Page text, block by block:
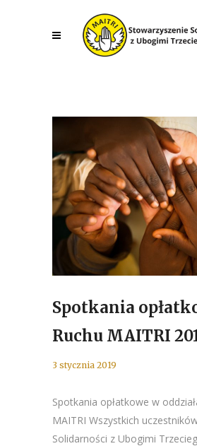
Spotkania
Ruchu MAITRI
3 stycznia 2019
Spotkania opłatkowe w
MAITRI Wszystkich
Solidarności z Ubogimi